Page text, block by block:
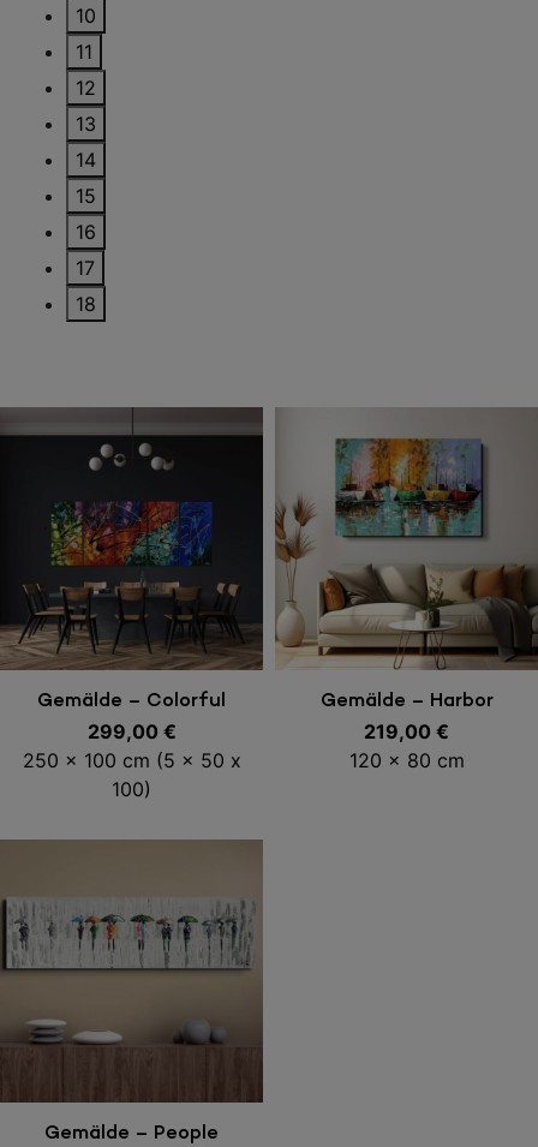
10
11
12
13
14
15
16
17
18
In den Warenkorb
Gemälde – Colorful
Explotion
299,00 €
250 x 100 cm (5 x 50 x
100)
In den Warenkorb
Gemälde – Harbor
219,00 €
120 x 80 cm
In den Warenkorb
Gemälde – People